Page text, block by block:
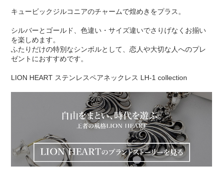
キュービックジルコニアのチャームで煌めきをプラス。
シルバーとゴールド、色違い・サイズ違いでさりげなくお揃い
を楽しめます。
ふたりだけの特別なシンボルとして、恋人や大切な人へのプレ
ゼントにおすすめです。
LION HEART ステンレスペアネックレス LH-1 collection